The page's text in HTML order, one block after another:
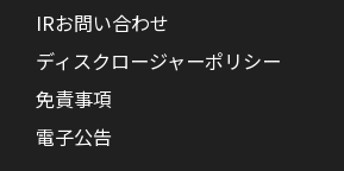
IRお問い合わせ
ディスクロージャーポリシー
免責事項
電子公告